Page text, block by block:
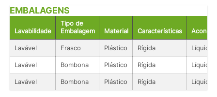
EMBALAGENS
Lavabilidade
Tipo de
Embalagem
Material Características
Lavável Frasco Plástico Rígida Líquido
Lavável Bombona Plástico Rígida Líquido
Lavável Bombona Plástico Rígida Líquido